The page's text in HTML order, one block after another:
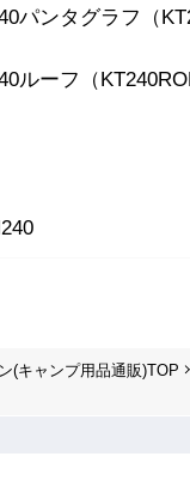
パンタグラフ（
ルーフ（
(キャンプ用品通販)TOP